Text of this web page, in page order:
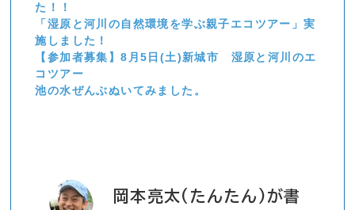
た！！
「湿原と河川の自然環境を学ぶ親子エコツアー」実
施しました！
【参加者募集】8月5日(土)新城市 湿原と河川のエ
コツアー
池の水ぜんぶぬいてみました。
岡本亮太(たんたん)が書